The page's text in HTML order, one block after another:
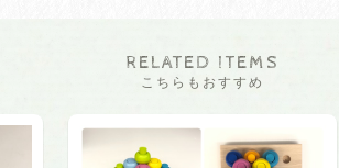
RELATED ITEMS
こちらもおすすめ